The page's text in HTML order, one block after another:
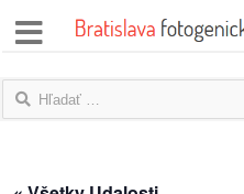
správy
názory